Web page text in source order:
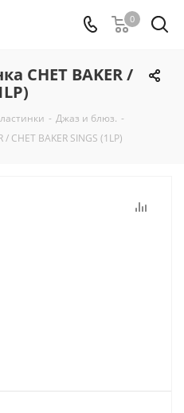
0
CHET BAKER /
- Джаз и блюз. -
CHET BAKER SINGS (1LP)